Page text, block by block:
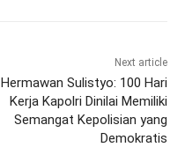
Next article
Hermawan Sulistyo: 100 Hari
Kerja Kapolri Dinilai Memiliki
Semangat Kepolisian yang
Demokratis